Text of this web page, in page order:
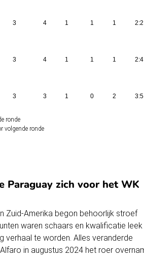
3 4 1 1 1 2:2
3 4 1 1 1 2:4
3 3 1 0 2 3:5
ronde
volgende ronde
Paraguay zich voor het WK
Zuid-Amerika begon behoorlijk stroef
waren schaars en kwalificatie leek
verhaal te worden. Alles veranderde
in augustus 2024 het roer